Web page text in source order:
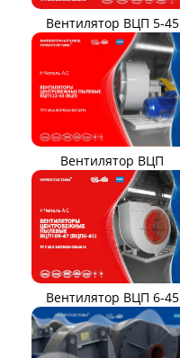
Вентилятор ВЦП 5-45
Вентилятор ВЦП
Вентилятор ВЦП 6-45